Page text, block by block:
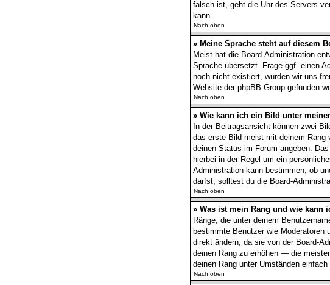
falsch ist, geht die Uhr des Servers
kann.
Nach oben
» Meine Sprache steht auf diesem
Meist hat die Board-Administration
Sprache übersetzt. Frage ggf. einen
noch nicht existiert, würden wir uns
Website der phpBB Group gefunden
Nach oben
» Wie kann ich ein Bild unter
In der Beitragsansicht können zwei
das erste Bild meist mit deinem
deinen Status im Forum angeben.
hierbei in der Regel um ein
Administration kann bestimmen, ob
darfst, solltest du die Board-
Nach oben
» Was ist mein Rang und wie kann
Ränge, die unter deinem
bestimmte Benutzer wie Moderatoren
direkt ändern, da sie von der Board-
deinen Rang zu erhöhen — die
deinen Rang unter Umständen
Nach oben